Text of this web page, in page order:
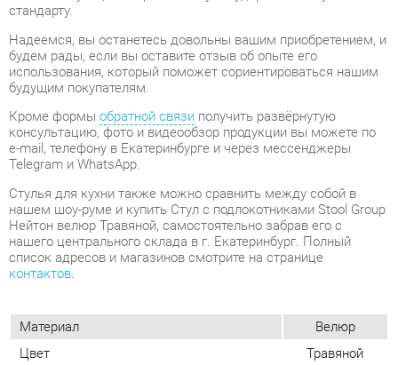
Кроме формы
консультацию, фото и видеообзор продукции вы можете по
e-mail, телефону в Екатеринбурге и через мессенджеры
Telegram и WhatsApp.
Стулья для кухни также можно сравнить между собой в
нашем шоу-руме и купить Стул с подлокотниками Stool Group
Нейтон велюр Травяной, самостоятельно забрав его с
нашего центрального склада в г. Екатеринбург. Полный
список адресов и магазинов смотрите на странице
контактов.
Материал
Велюр
Цвет
Травяной
Высота, мм
Глубина, мм
460
Вес упаковок, кг
8.4